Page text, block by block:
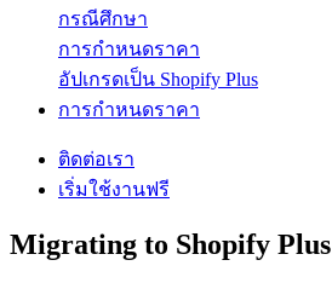
กรณีศึกษา
การกำหนดราคา
อัปเกรดเป็น Shopify Plus
การกำหนดราคา
ติดต่อเรา
เริ่มใช้งานฟรี
Migrating to Shopify Plus